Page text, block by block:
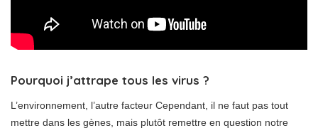
Pourquoi j’attrape tous les virus ?
L’environnement, l’autre facteur Cependant, il ne faut pas tout
mettre dans les gènes, mais plutôt remettre en question notre